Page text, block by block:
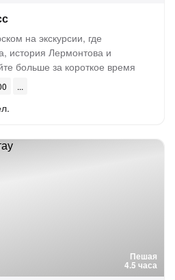
на экскурсии, где
история Лермонтова и
больше за короткое время
Пешая
4.5 часа